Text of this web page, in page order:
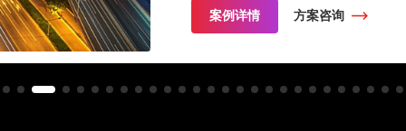
案例详情 方案咨询